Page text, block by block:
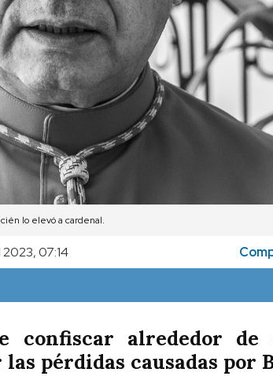
lo elevó a cardenal.
07:14
confiscar alrededor de
pérdidas causadas por